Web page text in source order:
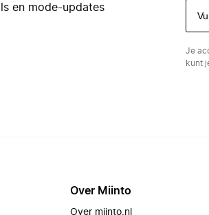
en mode-updates
Je
kunt
Over Miinto
Over miinto.nl